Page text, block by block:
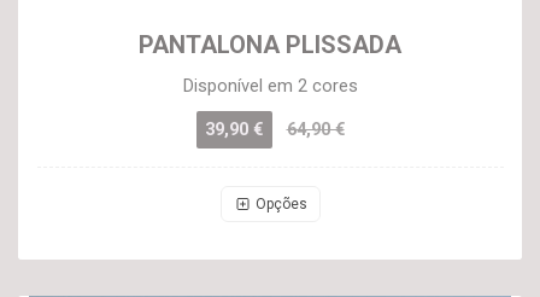
PANTALONA PLISSADA
Disponível em 2 cores
39,90 €
64,90 €
Opções